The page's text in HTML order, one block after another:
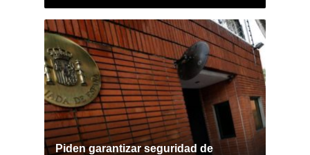
Piden garantizar seguridad de